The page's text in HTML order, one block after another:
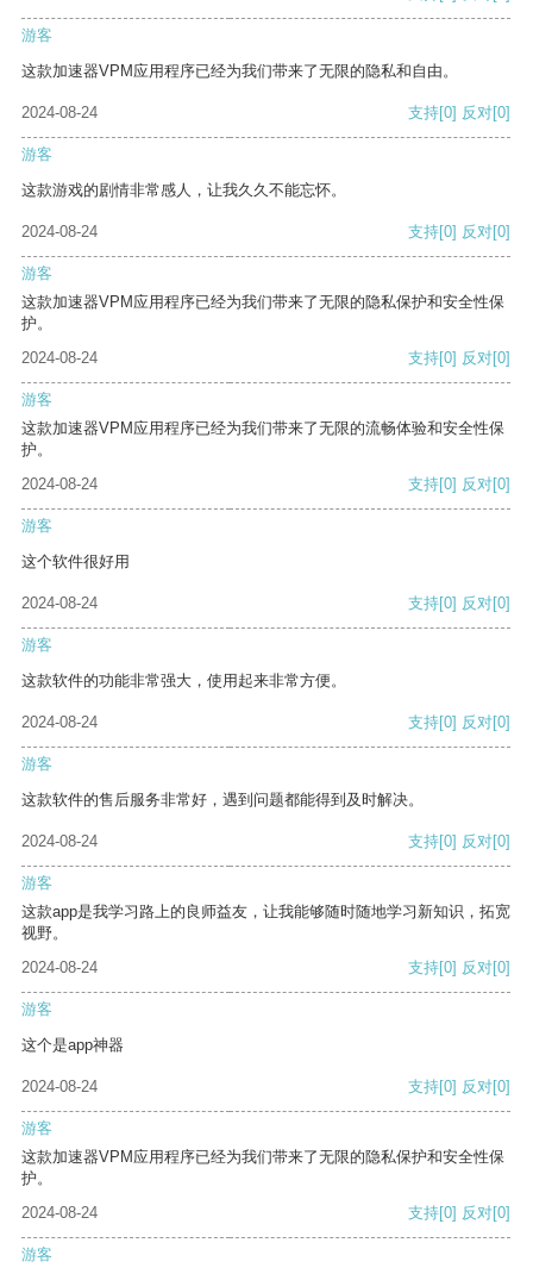
游客
这款加速器VPM应用程序已经为我们带来了无限的隐私和自由。
2024-08-24 支持[0] 反对[0]
游客
这款游戏的剧情非常感人，让我久久不能忘怀。
2024-08-24 支持[0] 反对[0]
游客
这款加速器VPM应用程序已经为我们带来了无限的隐私保护和安全性保
护。
2024-08-24
支持[0] 反对[0]
游客
这款加速器VPM应用程序已经为我们带来了无限的流畅体验和安全性保
护。
2024-08-24
支持[0] 反对[0]
游客
这个软件很好用
2024-08-24 支持[0] 反对[0]
游客
这款软件的功能非常强大，使用起来非常方便。
2024-08-24 支持[0] 反对[0]
游客
这款软件的售后服务非常好，遇到问题都能得到及时解决。
2024-08-24 支持[0] 反对[0]
游客
这款app是我学习路上的良师益友，让我能够随时随地学习新知识，拓宽
视野。
2024-08-24
支持[0] 反对[0]
游客
这个是app神器
2024-08-24 支持[0] 反对[0]
游客
这款加速器VPM应用程序已经为我们带来了无限的隐私保护和安全性保
护。
2024-08-24
支持[0] 反对[0]
游客